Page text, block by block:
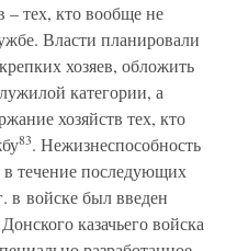
– тех, кто вообще не
Власти планировали
хозяев, обложить
категории, а
хозяйств тех, кто
83. Нежизнеспособность
в течение последующих
в войске был введен
казачьего войска